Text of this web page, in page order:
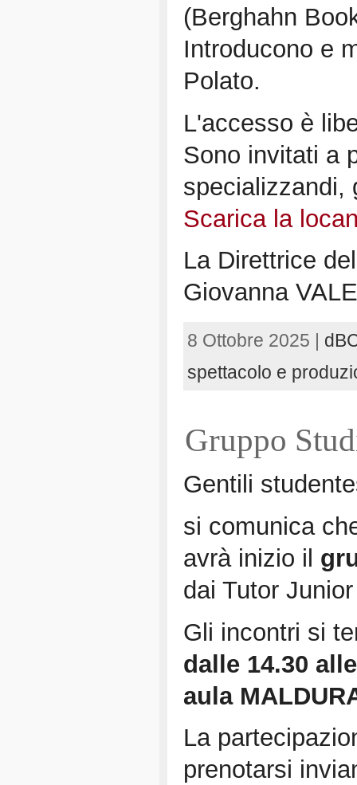
(Berghahn
Introducono e
Polato.
L'accesso è
Sono invitati a
specializzandi,
Scarica la
La Direttrice
Giovanna
8 Ottobre 2025 |
spettacolo e
Gruppo
Gentili
si comunica
avrà inizio il
dai Tutor
Gli incontri si
dalle 14.30
aula
La
prenotarsi